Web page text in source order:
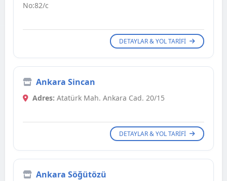
No:82/c
DETAYLAR & YOL TARIFI
Ankara Sincan
Adres: Atatürk Mah. Ankara Cad. 20/15
DETAYLAR & YOL TARIFI
Ankara Söğütözü